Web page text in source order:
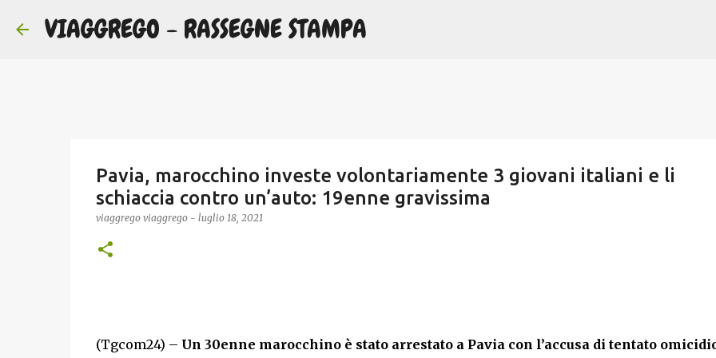
VIAGGREGO - RASSEGNE STAMPA
Pavia, marocchino investe volontariamente 3 giovani italiani e li
schiaccia contro un’auto: 19enne gravissima
viaggrego viaggrego - luglio 18, 2021
(Tgcom24) – Un 30enne marocchino è stato arrestato a Pavia con l’accusa di tentato